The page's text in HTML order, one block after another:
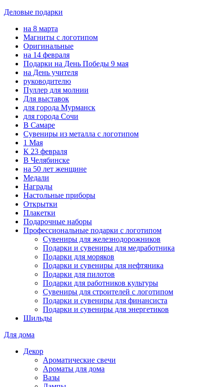
Деловые подарки
на 8 марта
Магниты с логотипом
Оригинальные
на 14 февраля
Подарки на День Победы 9 мая
на День учителя
руководителю
Пуллер для молнии
Для выставок
для города Мурманск
для города Сочи
В Самаре
Сувениры из металла с логотипом
1 Мая
К 23 февраля
В Челябинске
на 50 лет женщине
Медали
Награды
Настольные приборы
Открытки
Плакетки
Подарочные наборы
Профессиональные подарки с логотипом
Сувениры для железнодорожников
Подарки и сувениры для медработника
Подарки для моряков
Подарки и сувениры для нефтяника
Подарки для пилотов
Подарки для работников культуры
Сувениры для строителей с логотипом
Подарки и сувениры для финансиста
Подарки и сувениры для энергетиков
Шильды
Для дома
Декор
Ароматические свечи
Ароматы для дома
Вазы